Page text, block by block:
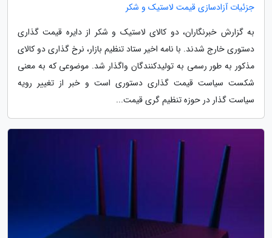
جزئیات آزادسازی قیمت لاستیک و شکر
به گزارش خبرنگاران، دو کالای لاستیک و شکر از دایره قیمت گذاری
دستوری خارج شدند. با نامه اخیر ستاد تنظیم بازار، نرخ گذاری دو کالای
مذکور به طور رسمی به تولیدکنندگان واگذار شد. موضوعی که به معنی
شکست سیاست قیمت گذاری دستوری است و خبر از تغییر رویه
سیاست گذار در حوزه تنظیم گری قیمت...